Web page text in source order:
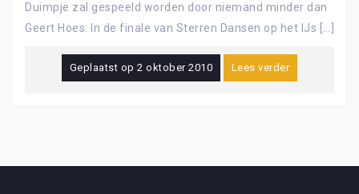
Duimpje zal gespeeld worden door niemand minder dan
Geert Hoes. In de finale van Sterren Dansen op het IJs […]
Geplaatst op2 oktober 2010 Lees verder